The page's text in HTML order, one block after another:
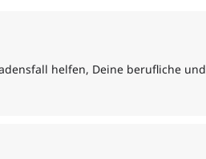
helfen, Deine berufliche und